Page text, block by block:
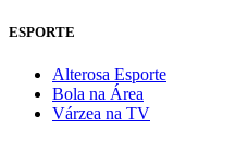
ESPORTE
Alterosa Esporte
Bola na Área
Várzea na TV